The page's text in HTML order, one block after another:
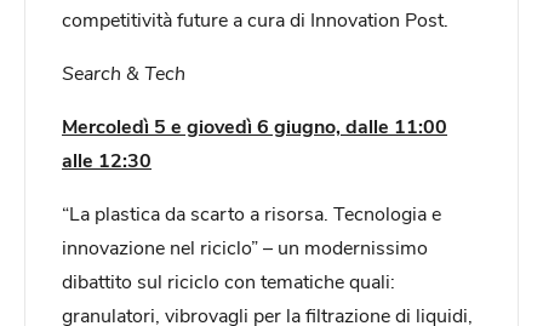
competitività future a cura di Innovation Post.
Search & Tech
Mercoledì 5 e giovedì 6 giugno, dalle 11:00
alle 12:30
“La plastica da scarto a risorsa. Tecnologia e
innovazione nel riciclo” – un modernissimo
dibattito sul riciclo con tematiche quali:
granulatori, vibrovagli per la filtrazione di liquidi,